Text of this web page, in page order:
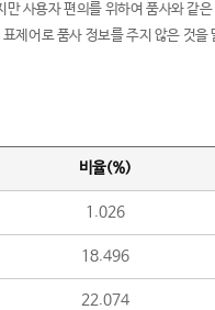
만 사용자 편의를 위하여 품사와 같
제어로 품사 정보를 주지 않은 것을
비율(%)
1.026
18.496
22.074